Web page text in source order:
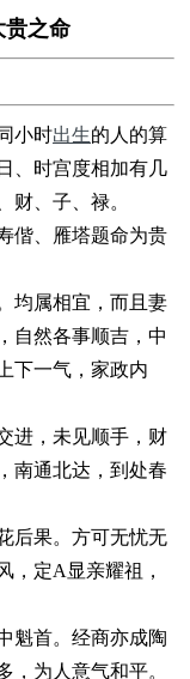
贵之命
小时出生的人的算
、时宫度相加有几
财、子、禄。
偕、雁塔题命为贵
均属相宜，而且妻
自然各事顺吉，中
下一气，家政内
进，未见顺手，财
南通北达，到处春
后果。方可无忧无
，定A显亲耀祖，
魁首。经商亦成陶
，为人意气和平。